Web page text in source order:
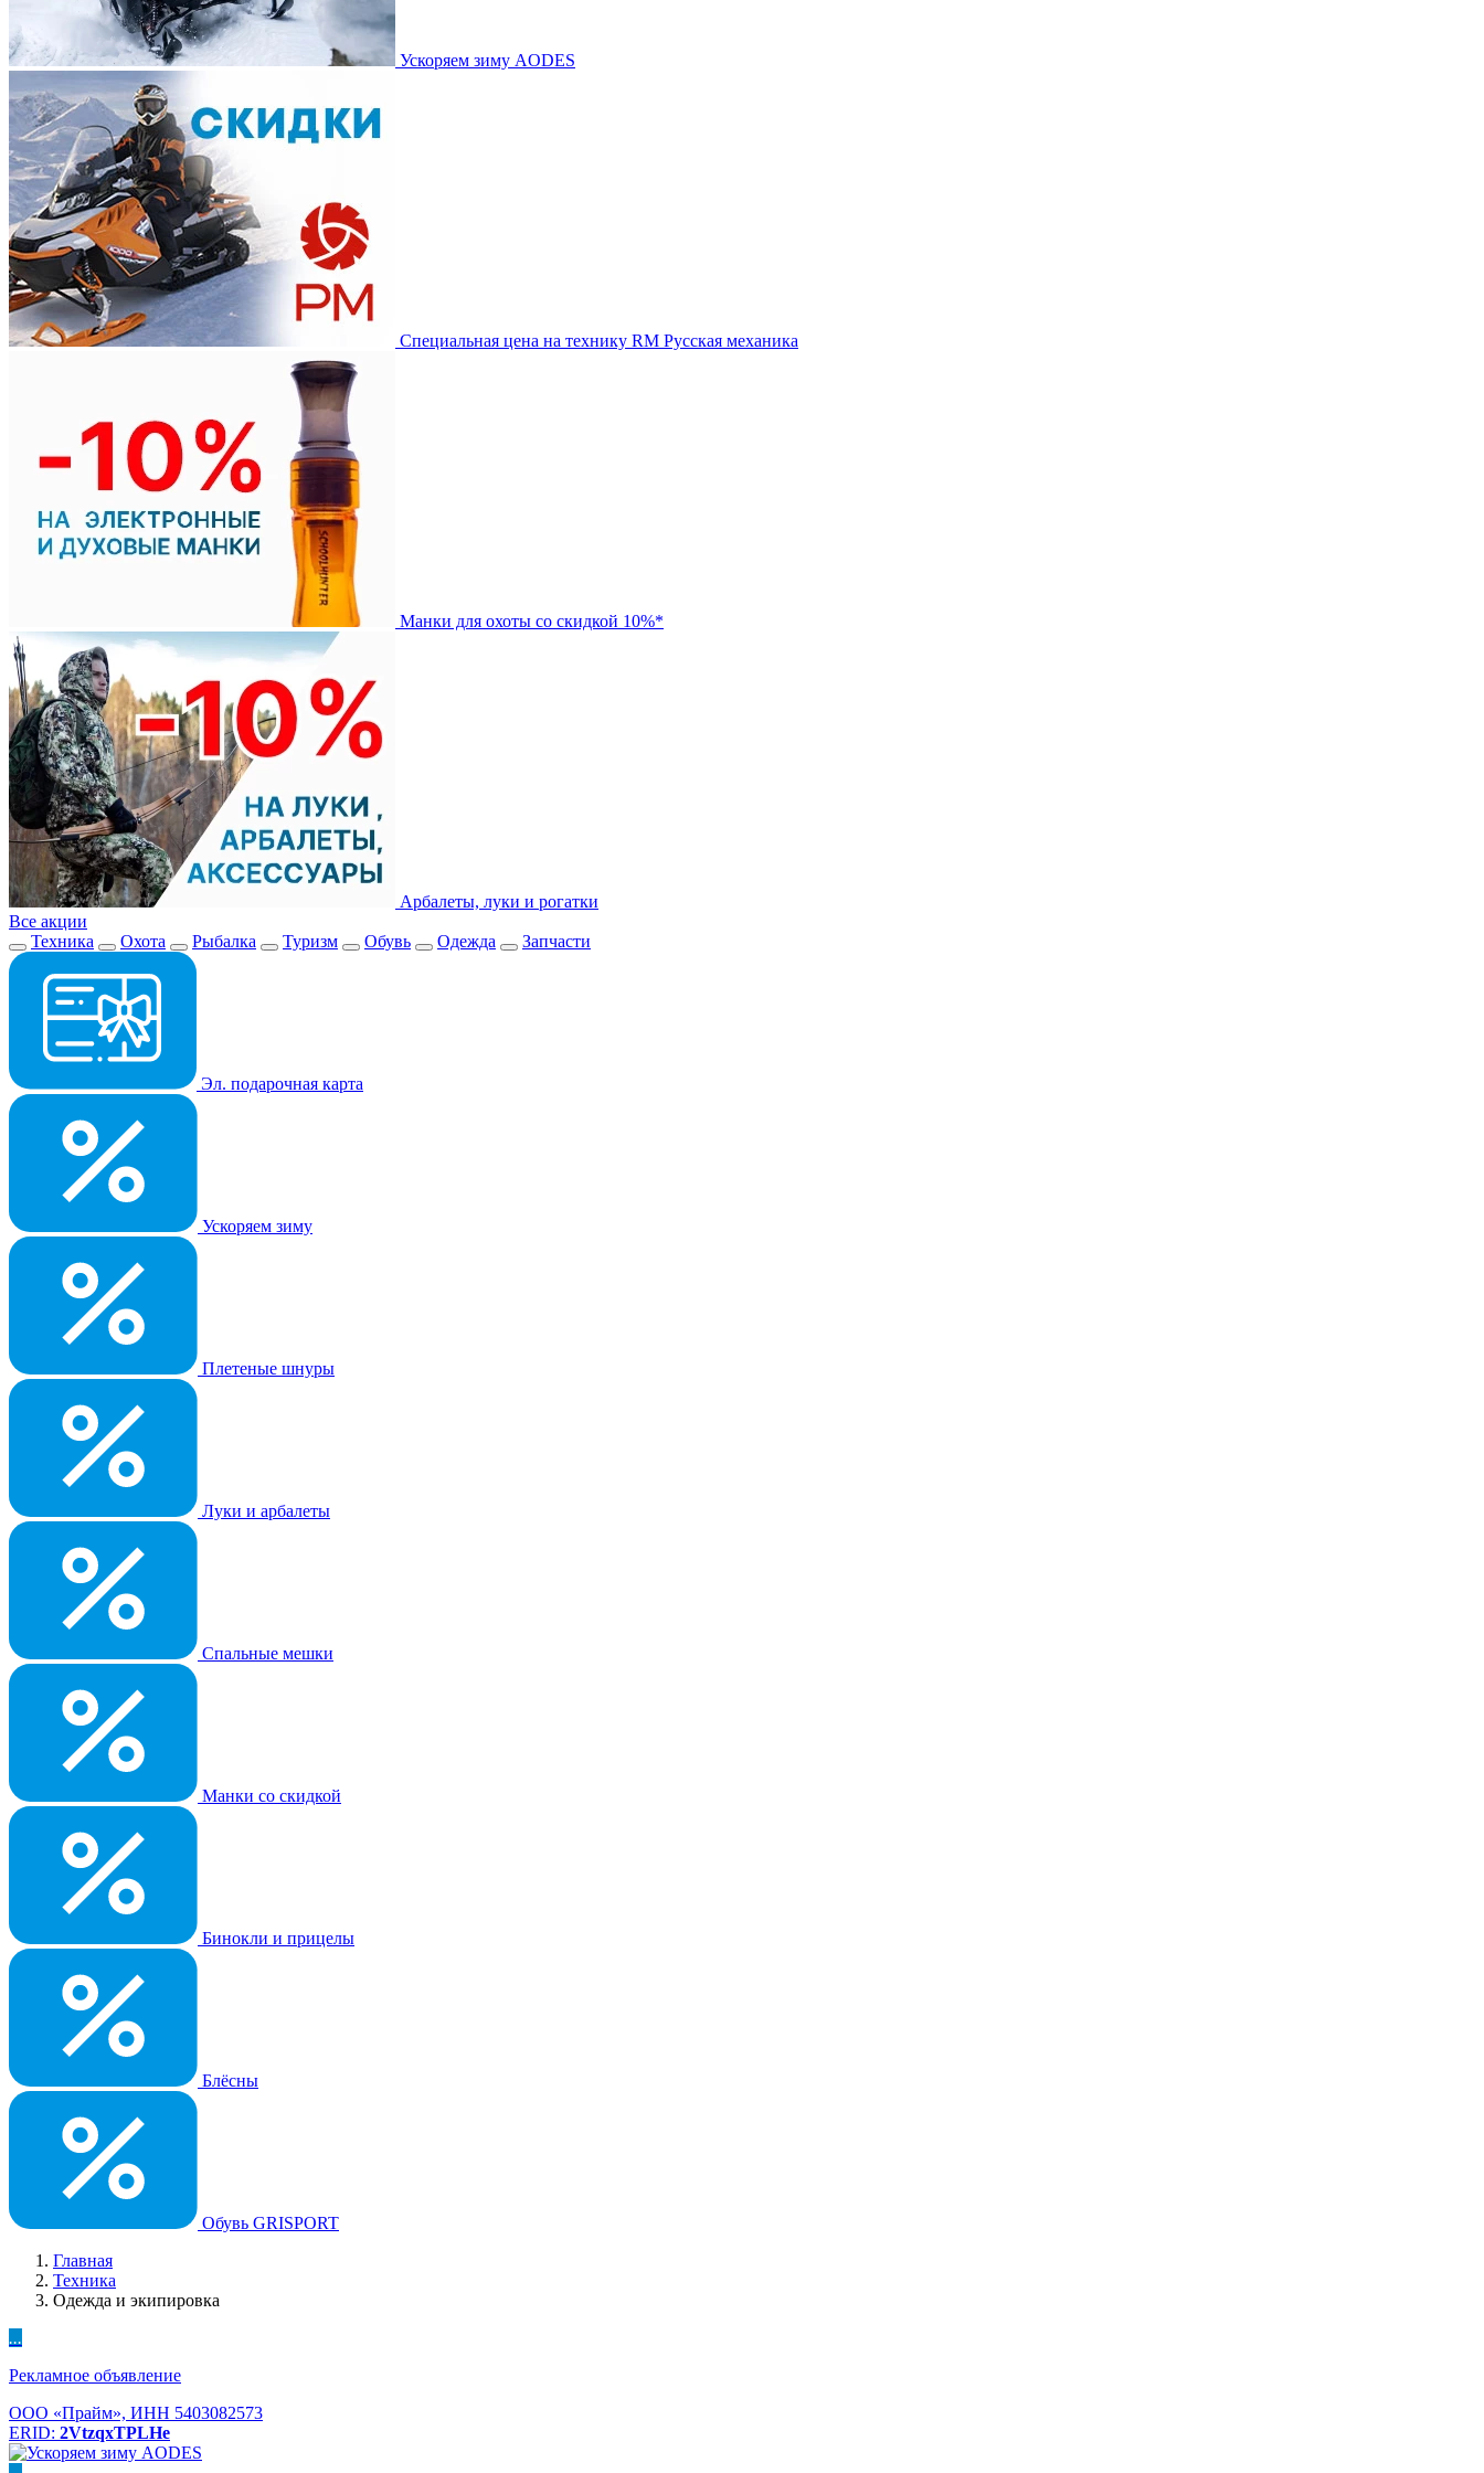
Ускоряем зиму AODES
Специальная цена на технику RM Русская механика
Манки для охоты со скидкой 10%*
Арбалеты, луки и рогатки
Все акции
Техника
Охота Рыбалка Туризм Обувь Одежда Запчасти
Эл. подарочная карта
Ускоряем зиму
Плетеные шнуры
Луки и арбалеты
Спальные мешки
Манки со скидкой
Бинокли и прицелы
Блёсны
Обувь GRISPORT
Главная
Техника
Одежда и экипировка
...
Рекламное объявление
ООО «Прайм», ИНН 5403082573
ERID: 2VtzqxTPLHe